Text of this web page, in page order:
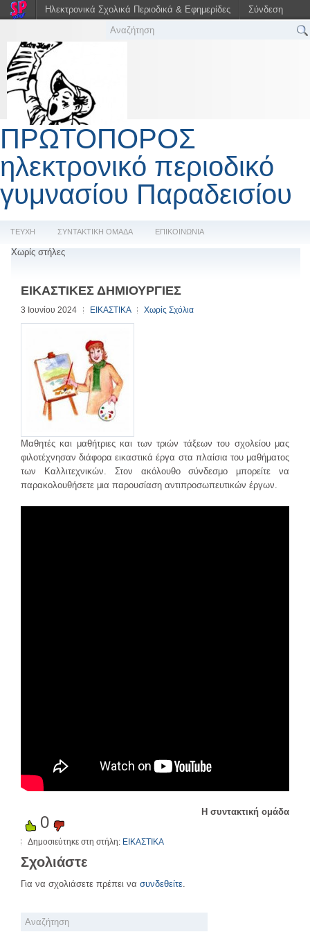
ΠΡΩΤΟΠΟΡΟΣ
ηλεκτρονικό περιοδικό
γυμνασίου Παραδεισίου
ΤΕΥΧΗ ΣΥΝΤΑΚΤΙΚΗ ΟΜΑΔΑ ΕΠΙΚΟΙΝΩΝΙΑ
Χωρίς στήλες
ΕΙΚΑΣΤΙΚΕΣ ΔΗΜΙΟΥΡΓΙΕΣ
3 Ιουνίου 2024 ΕΙΚΑΣΤΙΚΑ Χωρίς Σχόλια
Μαθητές και μαθήτριες και των τριών τάξεων του σχολείου μας
φιλοτέχνησαν διάφορα εικαστικά έργα στα πλαίσια του μαθήματος
των Καλλιτεχνικών. Στον ακόλουθο σύνδεσμο μπορείτε να
παρακολουθήσετε μια παρουσίαση αντιπροσωπευτικών έργων.
Η συντακτική ομάδα
0
Δημοσιεύτηκε στη στήλη: ΕΙΚΑΣΤΙΚΑ
Σχολιάστε
Για να σχολιάσετε πρέπει να συνδεθείτε.
Ηλεκτρονικά Σχολικά Περιοδικά & Εφημερίδες Σύνδεση